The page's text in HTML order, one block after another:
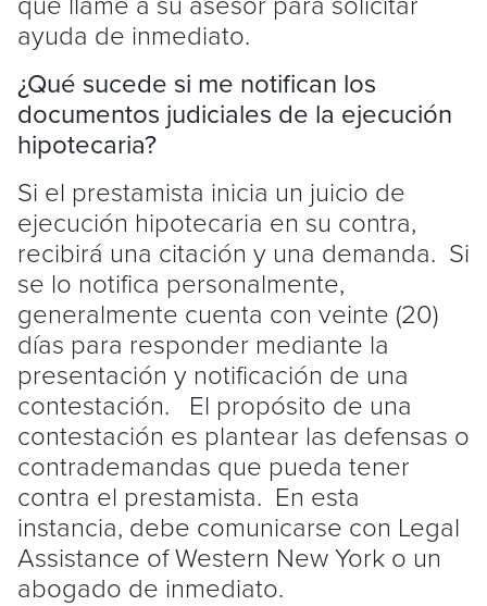
ayuda de inmediato.
¿Qué sucede si me notifican los
documentos judiciales de la ejecución
hipotecaria?
Si el prestamista inicia un juicio de
ejecución hipotecaria en su contra,
recibirá una citación y una demanda. Si
se lo notifica personalmente,
generalmente cuenta con veinte (20)
días para responder mediante la
presentación y notificación de una
contestación. El propósito de una
contestación es plantear las defensas o
contrademandas que pueda tener
contra el prestamista. En esta
instancia, debe comunicarse con Legal
Assistance of Western New York o un
abogado de inmediato.